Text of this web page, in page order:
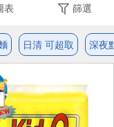
表 篩選
日清 可超取 深夜